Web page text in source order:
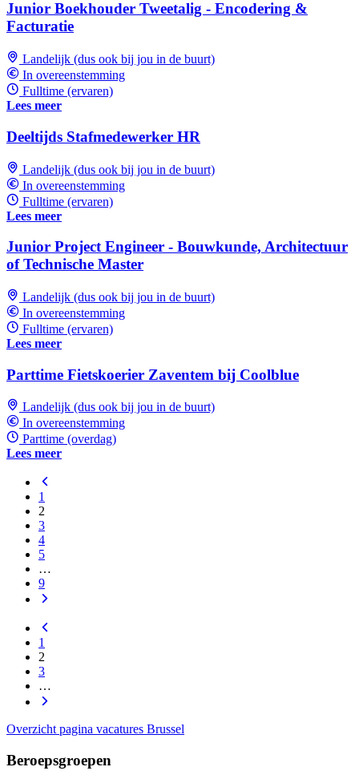
Junior Boekhouder Tweetalig - Encodering &
Facturatie
Landelijk (dus ook bij jou in de buurt)
In overeenstemming
Fulltime (ervaren)
Lees meer
Deeltijds Stafmedewerker HR
Landelijk (dus ook bij jou in de buurt)
In overeenstemming
Fulltime (ervaren)
Lees meer
Junior Project Engineer - Bouwkunde, Architectuur
of Technische Master
Landelijk (dus ook bij jou in de buurt)
In overeenstemming
Fulltime (ervaren)
Lees meer
Parttime Fietskoerier Zaventem bij Coolblue
Landelijk (dus ook bij jou in de buurt)
In overeenstemming
Parttime (overdag)
Lees meer
1
2
3
4
5
…
9
1
2
3
…
Overzicht pagina vacatures Brussel
Beroepsgroepen